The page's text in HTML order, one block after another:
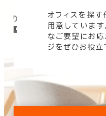
の
豊富
オフィスを探
用意していま
なご要望にお
ジをぜひお役立